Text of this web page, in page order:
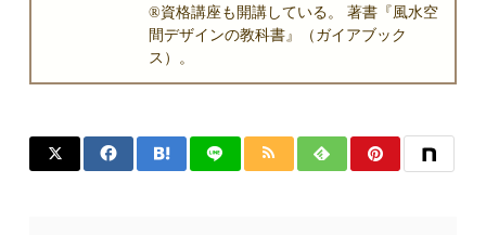
®資格講座も開講している。 著書『風水空
間デザインの教科書』（ガイアブック
ス）。